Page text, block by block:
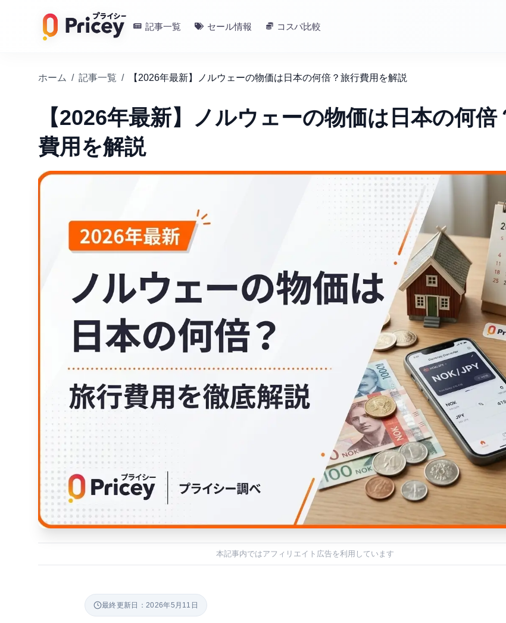
記事一覧 セール情報 コスパ比較
ホーム / 記事一覧 / 【2026年最新】ノルウェーの物価は日本の何倍？旅行費用を解説
【2026年最新】ノルウェーの物価は日本の何倍
費用を解説
本記事内ではアフィリエイト広告を利用しています
最終更新日：2026年5月11日